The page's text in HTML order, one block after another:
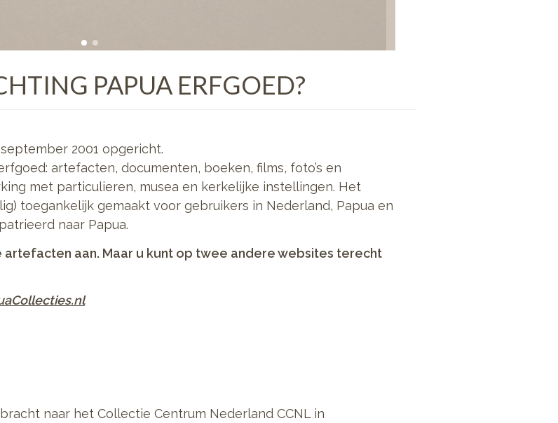
PAPUA ERFGOED?
2001 opgericht.
artefacten, documenten, boeken, films, foto’s en
met particulieren, musea en kerkelijke instellingen. Het
toegankelijk gemaakt voor gebruikers in Nederland, Papua en
naar Papua.
aan. Maar u kunt op twee andere websites terecht
naar het Collectie Centrum Nederland CCNL in